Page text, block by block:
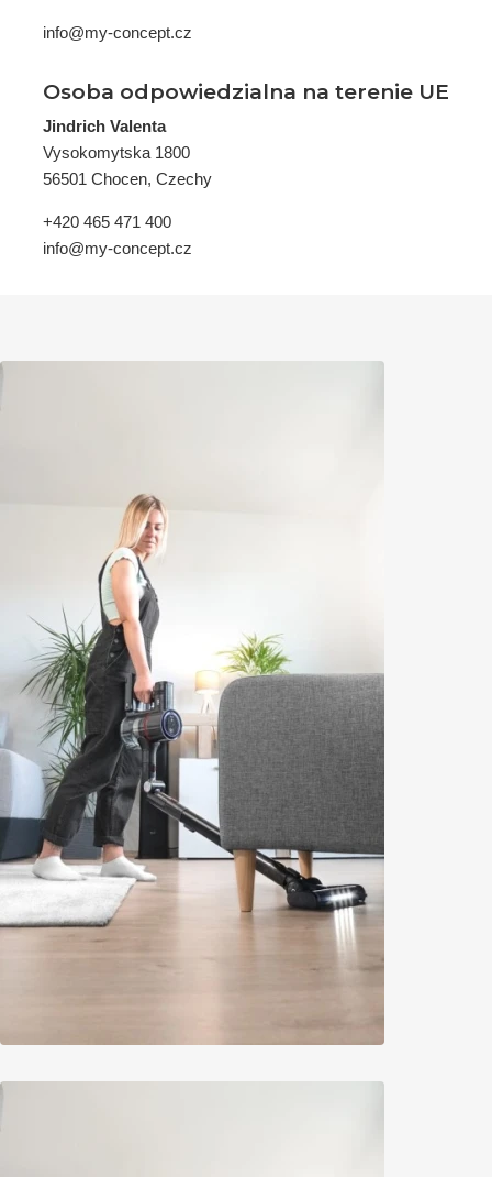
info@my-concept.cz
Osoba odpowiedzialna na terenie UE
Jindrich Valenta
Vysokomytska 1800
56501 Chocen, Czechy
+420 465 471 400
info@my-concept.cz